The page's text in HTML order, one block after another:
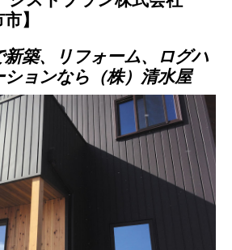
】
築、リフォーム、ログハ
ションなら（株）清水屋